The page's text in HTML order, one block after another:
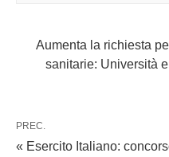
Aumenta la richiesta
sanitarie: Università
PREC.
« Esercito Italiano: